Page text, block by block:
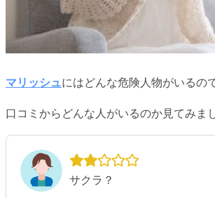
マリッシュにはどんな危険人物がいるの
口コミからどんな人がいるのか見てみま
サクラ？